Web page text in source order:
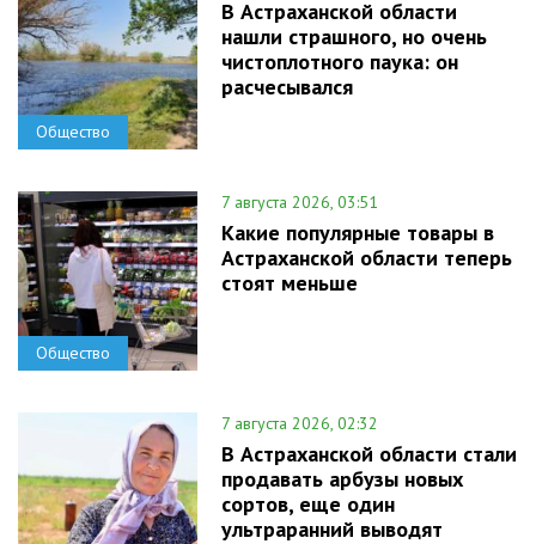
Общество
В Астраханской области
нашли страшного, но очень
чистоплотного паука: он
расчесывался
Общество
7 августа 2026, 03:51
Какие популярные товары в
Астраханской области теперь
стоят меньше
7 августа 2026, 02:32
В Астраханской области стали
продавать арбузы новых
сортов, еще один
ультраранний выводят